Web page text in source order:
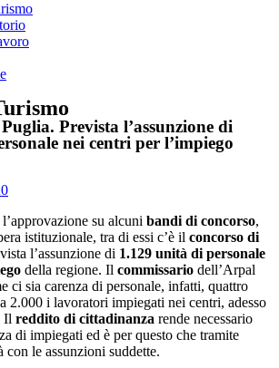
Prevista l’assunzione di
nei centri per l’impiego
su alcuni bandi di concorso,
istituzionale, tra di essi c’è il concorso di
l’assunzione di 1.129 unità di personale
della regione. Il commissario dell’Arpal
ci sia carenza di personale, infatti, quattro
2.000 i lavoratori impiegati nei centri, adesso
Il reddito di cittadinanza rende necessario
di impiegati ed è per questo che tramite
con le assunzioni suddette.